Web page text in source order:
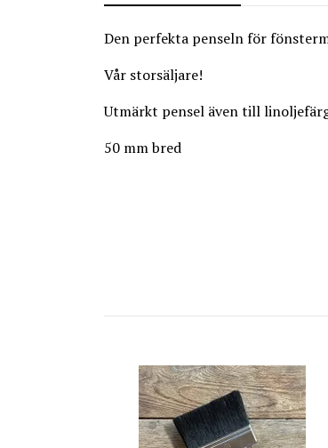
Den perfekta penseln för
Vår storsäljare!
Utmärkt pensel även till
50 mm bred